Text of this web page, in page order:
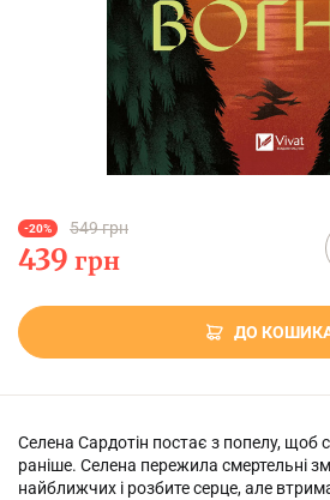
-20% 549 грн
439 грн
ДО
Селена Сардотін постає з попелу, щоб
раніше. Селена пережила смертельні
найближчих і розбите серце, але